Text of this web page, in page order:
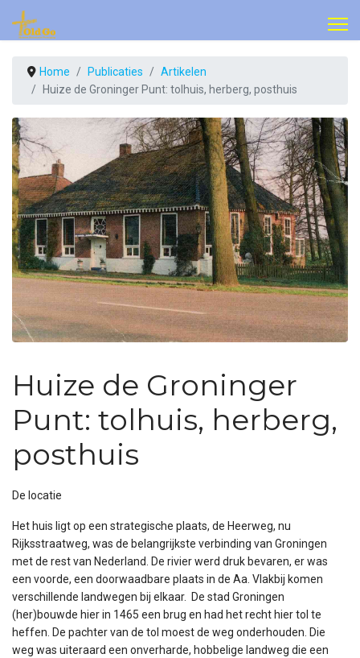
Home Publicaties
Artikelen
Huize de Groninger Punt: tolhuis, herberg, posthuis
Huize de Groninger
Punt: tolhuis, herberg,
posthuis
De locatie
Het huis ligt op een strategische plaats, de Heerweg, nu
Rijksstraatweg, was de belangrijkste verbinding van Groningen
met de rest van Nederland. De rivier werd druk bevaren, er was
een voorde, een doorwaadbare plaats in de Aa. Vlakbij komen
verschillende landwegen bij elkaar. De stad Groningen
(her)bouwde hier in 1465 een brug en had het recht hier tol te
heffen. De pachter van de tol moest de weg onderhouden. Die
weg was uiteraard een onverharde, hobbelige landweg die een